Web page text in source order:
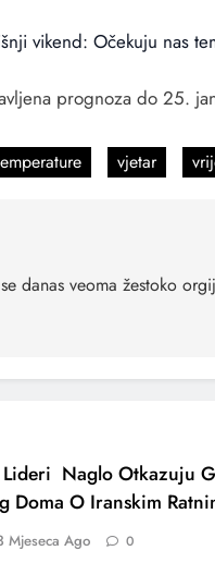
vikend: Očekuju nas
prognoza do 25.
vjetar
danas veoma žestoko
Lideri Naglo Otkazuju
Doma O Iranskim
Mjeseca Ago 0